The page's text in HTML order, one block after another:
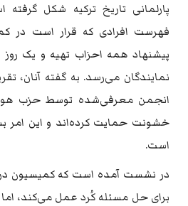
پارلمانی تاریخ ترکیه شکل
فهرست افرادی که قرار است در
پیشنهاد همه احزاب تهیه و یک
نمایندگان می‌رسد. به گفته آنان،
انجمن معرفی‌شده توسط حزب
خشونت حمایت کرده‌اند و این امر
است.
در نشست آمده است که کمیسیون
برای حل مسئله کُرد عمل می‌کند،